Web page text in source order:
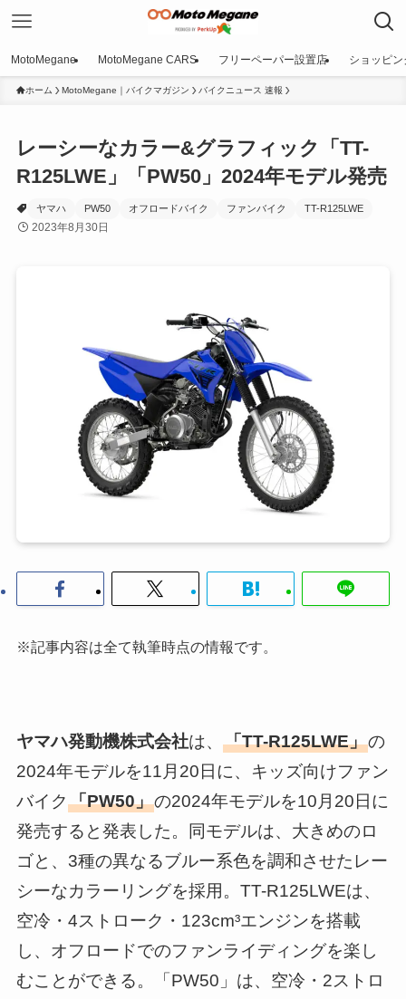
MotoMegane MotoMegane CARS フリーペーパー設置店 ショッピン
ホーム MotoMegane｜バイクマガジン バイクニュース 速報
レーシーなカラー&グラフィック「TT-
R125LWE」「PW50」2024年モデル発売
ヤマハ PW50 オフロードバイク ファンバイク TT-R125LWE
2023年8月30日
※記事内容は全て執筆時点の情報です。
ヤマハ発動機株式会社は、 「TT-R125LWE」の
2024年モデルを11月20日に、キッズ向けファン
バイク 「PW50」の2024年モデルを10月20日に
発売すると発表した。同モデルは、大きめのロ
ゴと、3種の異なるブルー系色を調和させたレー
シーなカラーリングを採用。TT-R125LWEは、
空冷・4ストローク・123cm³エンジンを搭載
し、オフロードでのファンライディングを楽し
むことができる。「PW50」は、空冷・2ストロ